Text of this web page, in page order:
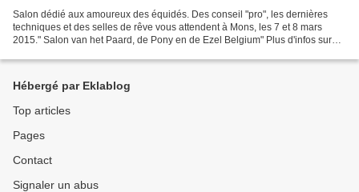
Salon dédié aux amoureux des équidés. Des conseil "pro", les dernières
techniques et des selles de rêve vous attendent à Mons, les 7 et 8 mars
2015." Salon van het Paard, de Pony en de Ezel Belgium" Plus d'infos sur
le-salon-du-cheval-du-poney-et-de-lane...
Hébergé par Eklablog
Top articles
Pages
Contact
Signaler un abus